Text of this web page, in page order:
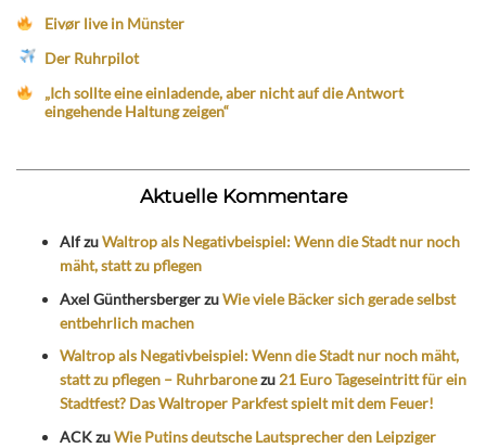
Eivør live in Münster
Der Ruhrpilot
„Ich sollte eine einladende, aber nicht auf die Antwort
eingehende Haltung zeigen“
Aktuelle Kommentare
AlfzuWaltrop als Negativbeispiel: Wenn die Stadt nur noch
mäht, statt zu pflegen
Axel GünthersbergerzuWie viele Bäcker sich gerade selbst
entbehrlich machen
Waltrop als Negativbeispiel: Wenn die Stadt nur noch mäht,
statt zu pflegen – Ruhrbaronezu 21 Euro Tageseintritt für ein
Stadtfest? Das Waltroper Parkfest spielt mit dem Feuer!
ACKzuWie Putins deutsche Lautsprecher den Leipziger